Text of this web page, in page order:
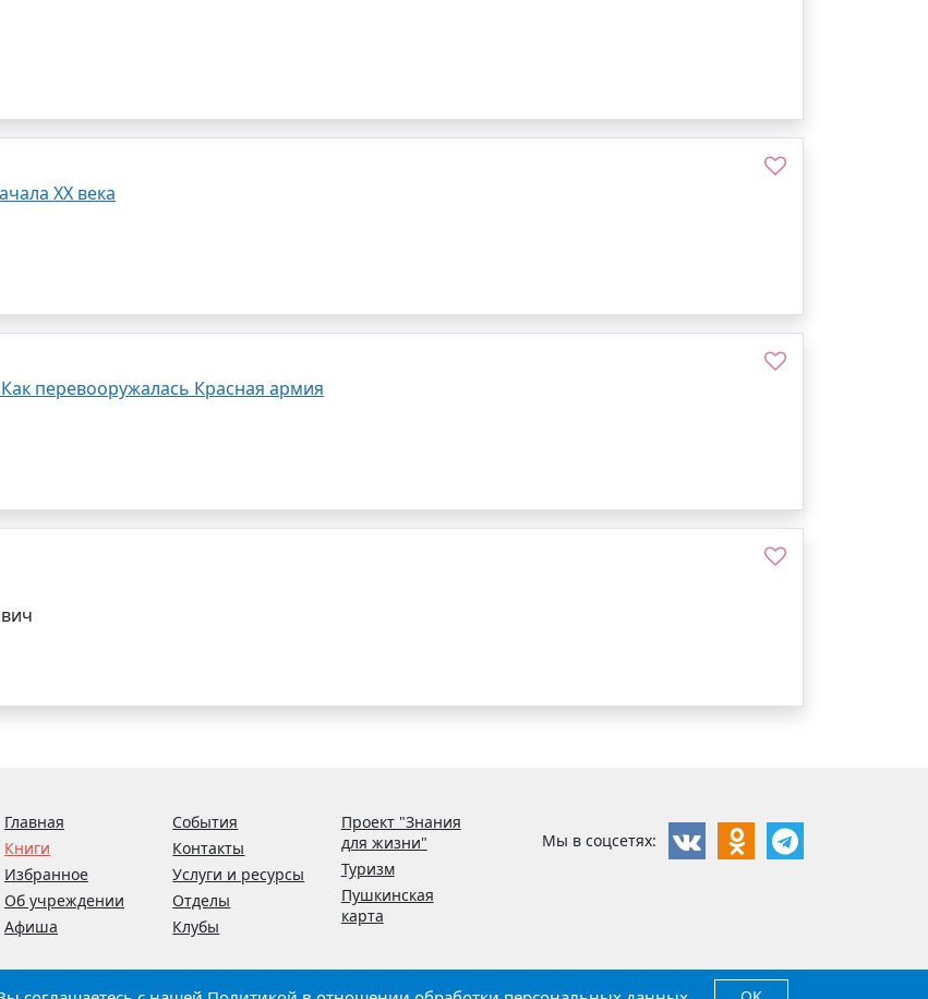
XX века
перевооружалась Красная армия
Главная
Книги
Избранное
Об учреждении
Афиша
События
Контакты
Услуги и ресурсы
Отделы
Клубы
Проект "Знания
для жизни"
Туризм
Пушкинская
карта
Мы в соцсетях: